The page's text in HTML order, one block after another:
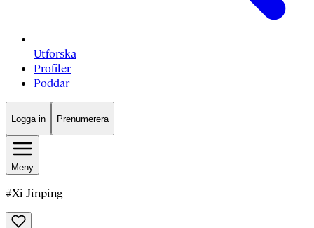
Utforska
Profiler
Poddar
Logga in Prenumerera
Meny
#Xi Jinping